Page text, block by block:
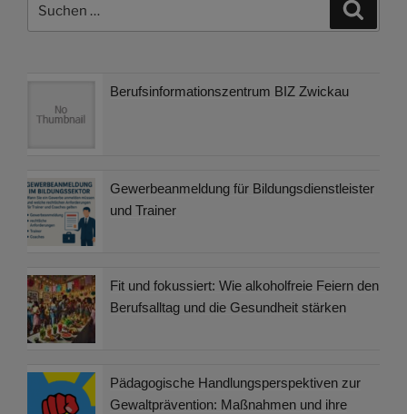
nach:
Berufsinformationszentrum BIZ Zwickau
Gewerbeanmeldung für Bildungsdienstleister
und Trainer
Fit und fokussiert: Wie alkoholfreie Feiern den
Berufsalltag und die Gesundheit stärken
Pädagogische Handlungsperspektiven zur
Gewaltprävention: Maßnahmen und ihre